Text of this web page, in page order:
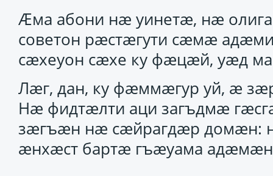
Ӕма абони нӕ уинетӕ, нӕ
советон рӕстӕгути сӕмӕ
сӕхеуон сӕхе ку фӕцӕй, уӕд
Лӕг, дан, ку фӕммӕгур уй, ӕ
Нӕ фидтӕлти аци загъдмӕ
зӕгъӕн нӕ сӕйрагдӕр домӕн:
ӕнхӕст бартӕ гъӕуама